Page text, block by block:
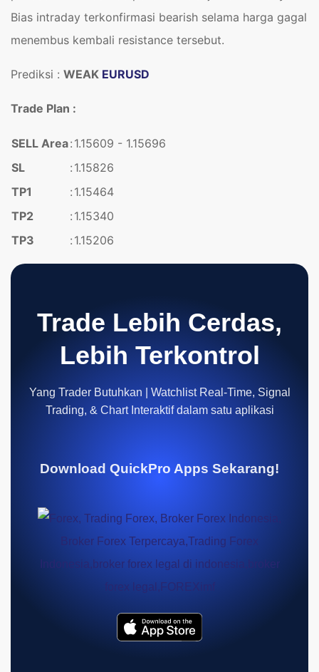
Bias intraday terkonfirmasi bearish selama harga gagal
menembus kembali resistance tersebut.
Prediksi : WEAK EURUSD
Trade Plan :
SELL Area: 1.15609 - 1.15696
SL
: 1.15826
TP1
: 1.15464
TP2
: 1.15340
TP3
: 1.15206
Trade Lebih Cerdas,
Lebih Terkontrol
Yang Trader Butuhkan | Watchlist Real-Time, Signal
Trading, & Chart Interaktif dalam satu aplikasi
Download QuickPro Apps Sekarang!